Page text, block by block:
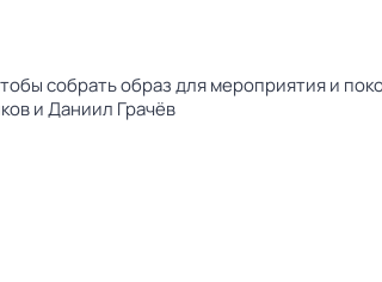
собрать образ для мероприятия и
и Даниил Грачёв